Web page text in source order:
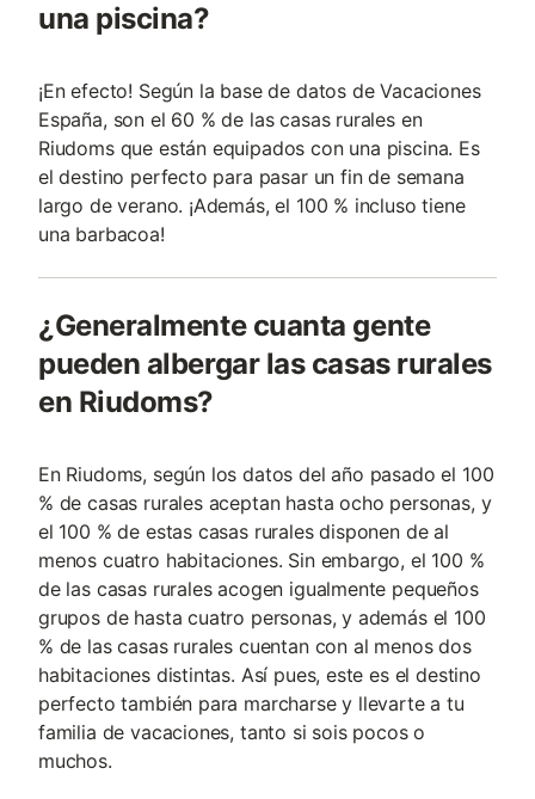
una piscina?
¡En efecto! Según la base de datos de Vacaciones
España, son el 60 % de las casas rurales en
Riudoms que están equipados con una piscina. Es
el destino perfecto para pasar un fin de semana
largo de verano. ¡Además, el 100 % incluso tiene
una barbacoa!
¿Generalmente cuanta gente
pueden albergar las casas rurales
en Riudoms?
En Riudoms, según los datos del año pasado el 100
% de casas rurales aceptan hasta ocho personas, y
el 100 % de estas casas rurales disponen de al
menos cuatro habitaciones. Sin embargo, el 100 %
de las casas rurales acogen igualmente pequeños
grupos de hasta cuatro personas, y además el 100
% de las casas rurales cuentan con al menos dos
habitaciones distintas. Así pues, este es el destino
perfecto también para marcharse y llevarte a tu
familia de vacaciones, tanto si sois pocos o
muchos.